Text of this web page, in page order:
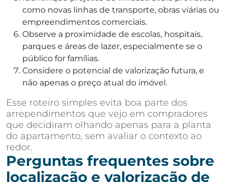
como novas linhas de transporte, obras viárias ou
empreendimentos comerciais.
Observe a proximidade de escolas, hospitais,
parques e áreas de lazer, especialmente se o
público for famílias.
Considere o potencial de valorização futura, e
não apenas o preço atual do imóvel.
Esse roteiro simples evita boa parte dos
arrependimentos que vejo em compradores
que decidiram olhando apenas para a planta
do apartamento, sem avaliar o contexto ao
redor.
Perguntas frequentes sobre
localização e valorização de